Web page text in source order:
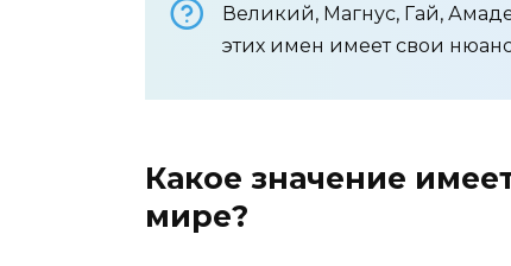
Великий, Магнус, Гай,
этих имен имеет свои
Какое значение
мире?